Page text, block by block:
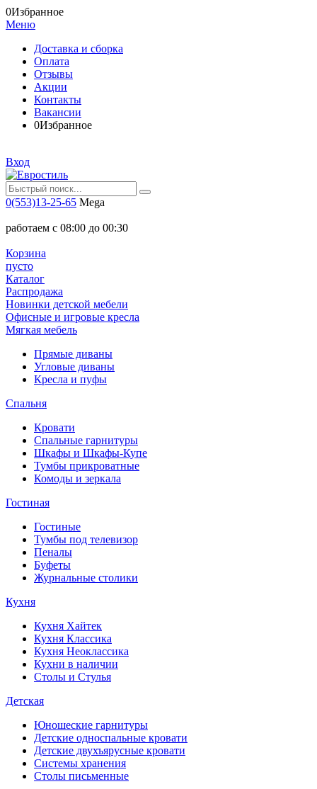
0Избранное
Меню
Доставка и сборка
Оплата
Отзывы
Акции
Контакты
Вакансии
0Избранное
Вход
0(553)13-25-65 Mega
работаем с 08:00 до 00:30
Корзина
пусто
Каталог
Распродажа
Новинки детской мебели
Офисные и игровые кресла
Мягкая мебель
Прямые диваны
Угловые диваны
Кресла и пуфы
Спальня
Кровати
Спальные гарнитуры
Шкафы и Шкафы-Купе
Тумбы прикроватные
Комоды и зеркала
Гостиная
Гостиные
Тумбы под телевизор
Пеналы
Буфеты
Журнальные столики
Кухня
Кухня Хайтек
Кухня Классика
Кухня Неоклассика
Кухни в наличии
Столы и Стулья
Детская
Юношеские гарнитуры
Детские односпальные кровати
Детские двухъярусные кровати
Системы хранения
Столы письменные